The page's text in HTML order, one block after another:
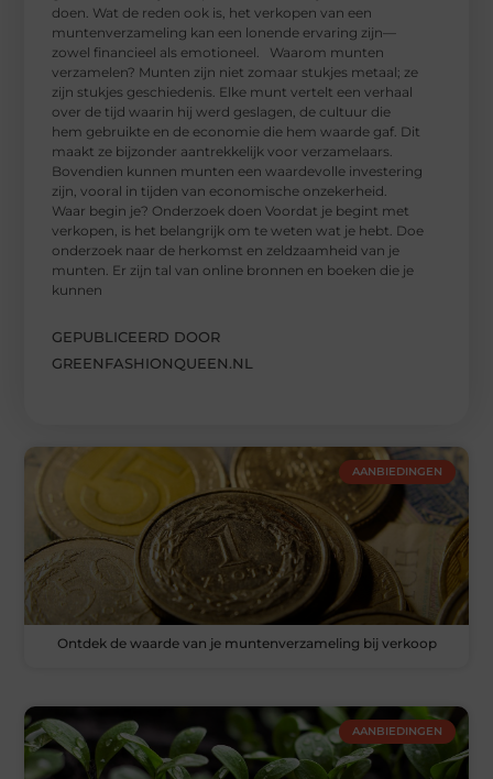
doen. Wat de reden ook is, het verkopen van een
muntenverzameling kan een lonende ervaring zijn—
zowel financieel als emotioneel. Waarom munten
verzamelen? Munten zijn niet zomaar stukjes metaal; ze
zijn stukjes geschiedenis. Elke munt vertelt een verhaal
over de tijd waarin hij werd geslagen, de cultuur die
hem gebruikte en de economie die hem waarde gaf. Dit
maakt ze bijzonder aantrekkelijk voor verzamelaars.
Bovendien kunnen munten een waardevolle investering
zijn, vooral in tijden van economische onzekerheid.
Waar begin je? Onderzoek doen Voordat je begint met
verkopen, is het belangrijk om te weten wat je hebt. Doe
onderzoek naar de herkomst en zeldzaamheid van je
munten. Er zijn tal van online bronnen en boeken die je
kunnen
GEPUBLICEERD DOOR
GREENFASHIONQUEEN.NL
AANBIEDINGEN
Ontdek de waarde van je muntenverzameling bij verkoop
AANBIEDINGEN